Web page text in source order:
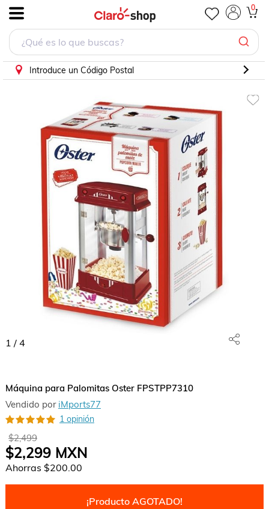
0
Introduce un Código Postal
1 / 4
Máquina para Palomitas Oster FPSTPP7310
Vendido por iMports77
1 opinión
$2,499
$2,299MXN
Ahorras $200.00
¡Producto AGOTADO!
Máquina para Palomitas Oster FPSTPP7310